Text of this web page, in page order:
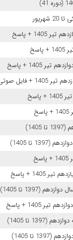
(1397 تا 1405)
1405 + پاسخ
تا 1405)